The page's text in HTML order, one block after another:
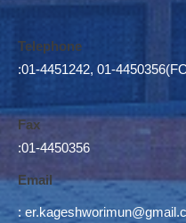
Telephone
:01-4451242, 01-
Fax
:01-4450356
Email
: